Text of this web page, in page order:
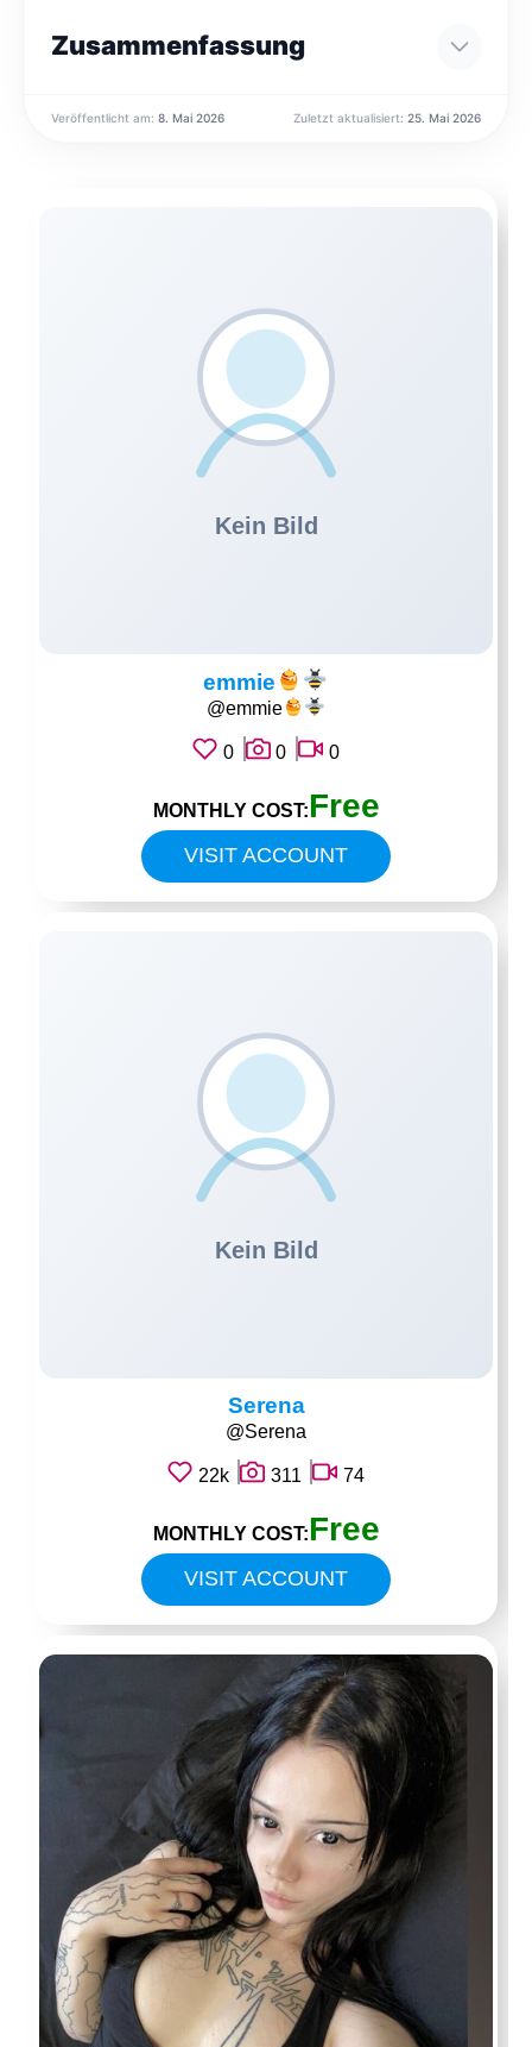
Zusammenfassung
Veröffentlicht am: 8. Mai 2026 Zuletzt aktualisiert:25. Mai 2026
emmie
@emmie
0 0 0
VISIT ACCOUNT
MONTHLY COST:Free
Serena
@Serena
22k 311 74
VISIT ACCOUNT
MONTHLY COST:Free